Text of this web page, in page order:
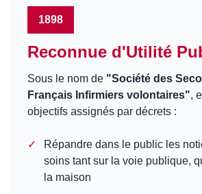
1898
Reconnue d'Utilité
Sous le nom de "Société des
Français Infirmiers volontaires",
objectifs assignés par décrets :
✓
Répandre dans le public les
soins tant sur la voie publique,
la maison